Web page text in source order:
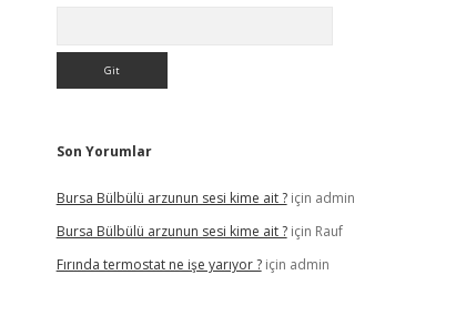
Son Yorumlar
Bursa Bülbülü arzunun sesi kime ait ?için admin
Bursa Bülbülü arzunun sesi kime ait ?için Rauf
Fırında termostat ne işe yarıyor ?için admin